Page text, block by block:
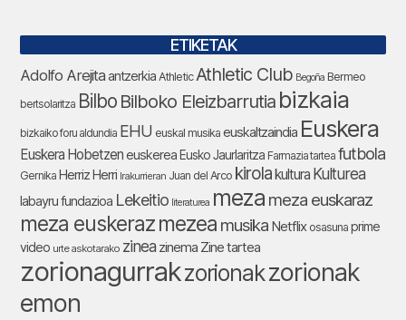
ETIKETAK
Adolfo Arejitaantzerkia Athletic Athletic Club Begoña Bermeo
bertsolaritza Bilbo Bilboko Eleizbarrutia bizkaia
bizkaiko foru aldundia EHU euskal musika euskaltzaindia Euskera
Euskera Hobetzeneuskerea Eusko Jaurlaritza Farmazia tartea futbola
Gernika Herriz Herri Irakurrieran Juan del Arco kirola kultura Kulturea
labayru fundazioa Lekeitio literaturea meza meza euskaraz
meza euskerazmezea musika Netflix osasuna prime
video urte askotarako zinea zinema Zine tartea
zorionagurrakzorionakzorionak
emon